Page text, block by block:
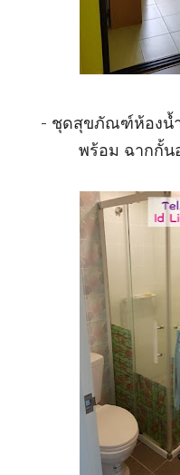
- ชุดสุขภัณฑ์ห้องน้
พร้อม ฉากกั้น